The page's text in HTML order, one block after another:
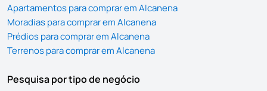
Apartamentos para comprar em Alcanena
Moradias para comprar em Alcanena
Prédios para comprar em Alcanena
Terrenos para comprar em Alcanena
Pesquisa por tipo de negócio